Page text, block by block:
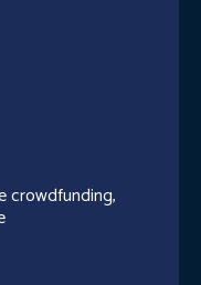
crowdfunding,